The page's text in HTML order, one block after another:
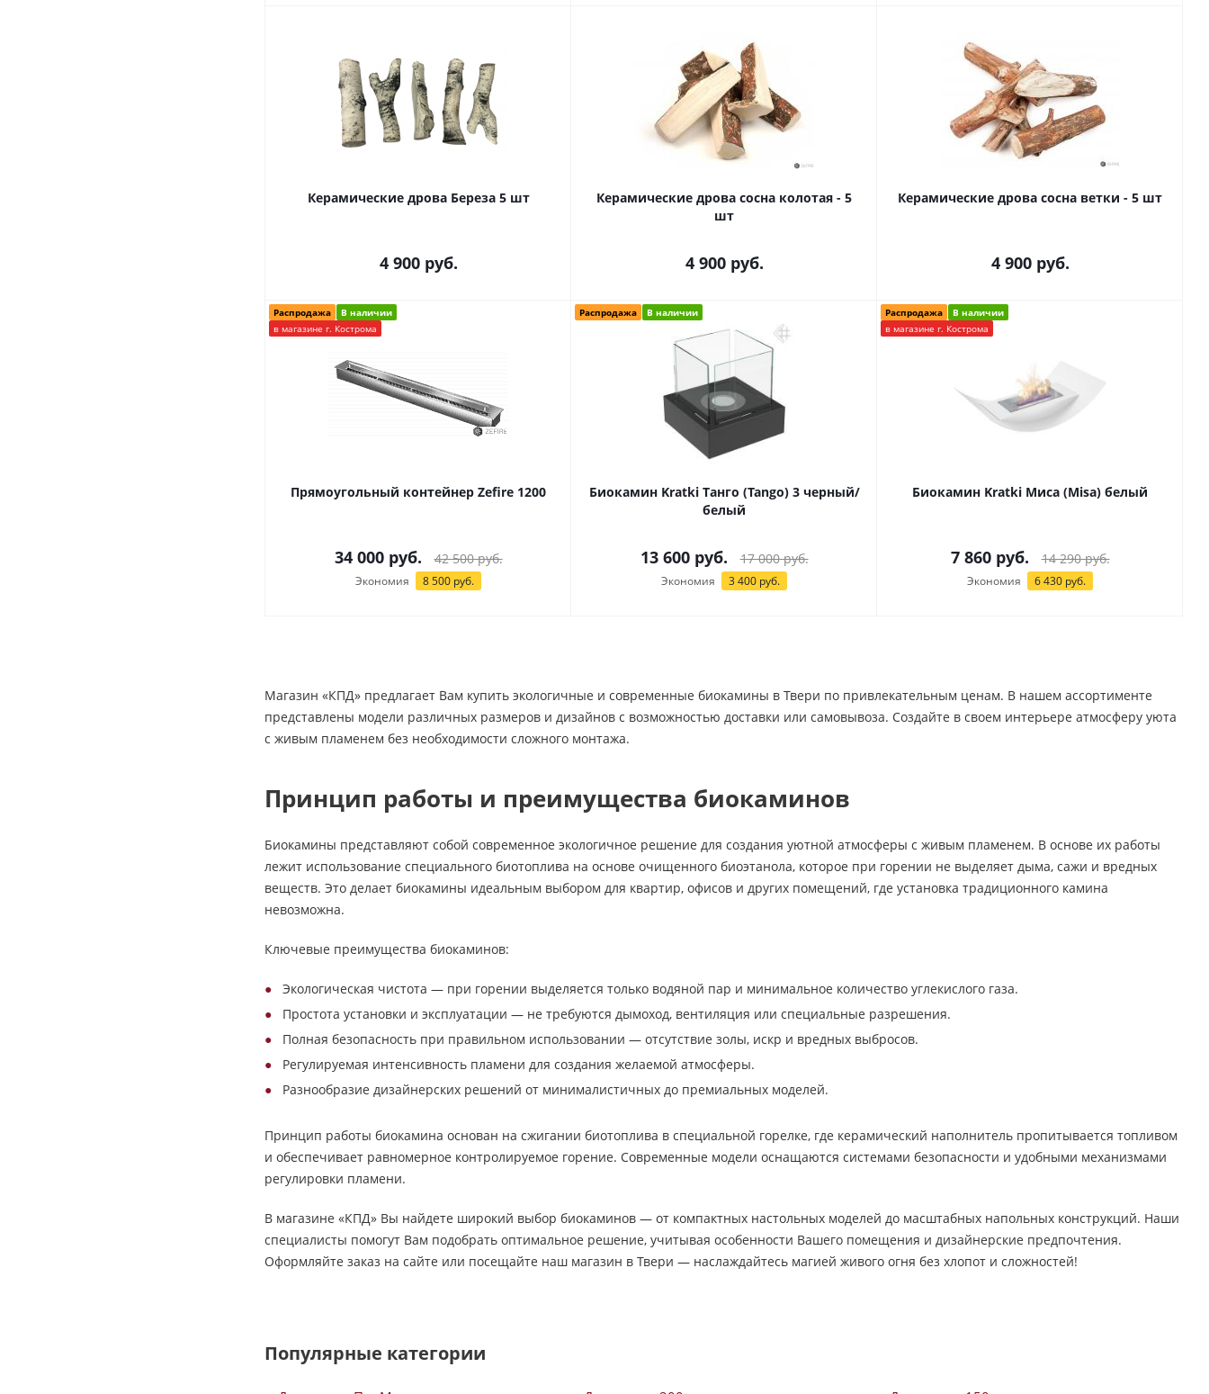
Керамические дрова Береза 5 шт
4 900руб.
Керамические дрова сосна колотая - 5
шт
4 900руб.
Керамические дрова сосна ветки - 5 шт
4 900руб.
Распродажа
В наличии
в магазине г. Кострома
Прямоугольный контейнер Zefire 1200
34 000руб. 42 500руб.
Экономия 8 500 руб.
Распродажа В наличии
Биокамин Kratki Танго (Tango) 3 черный/
белый
13 600руб. 17 000руб.
Экономия 3 400 руб.
Распродажа
В наличии
в магазине г. Кострома
Биокамин Kratki Миса (Misa) белый
7 860руб. 14 290руб.
Экономия 6 430 руб.
Магазин «КПД» предлагает Вам купить экологичные и современные биокамины в Твери по привлекательным ценам. В нашем ассортименте
представлены модели различных размеров и дизайнов с возможностью доставки или самовывоза. Создайте в своем интерьере атмосферу уюта
с живым пламенем без необходимости сложного монтажа.
Принцип работы и преимущества биокаминов
Биокамины представляют собой современное экологичное решение для создания уютной атмосферы с живым пламенем. В основе их работы
лежит использование специального биотоплива на основе очищенного биоэтанола, которое при горении не выделяет дыма, сажи и вредных
веществ. Это делает биокамины идеальным выбором для квартир, офисов и других помещений, где установка традиционного камина
невозможна.
Ключевые преимущества биокаминов:
Экологическая чистота — при горении выделяется только водяной пар и минимальное количество углекислого газа.
Простота установки и эксплуатации — не требуются дымоход, вентиляция или специальные разрешения.
Полная безопасность при правильном использовании — отсутствие золы, искр и вредных выбросов.
Регулируемая интенсивность пламени для создания желаемой атмосферы.
Разнообразие дизайнерских решений от минималистичных до премиальных моделей.
Принцип работы биокамина основан на сжигании биотоплива в специальной горелке, где керамический наполнитель пропитывается топливом
и обеспечивает равномерное контролируемое горение. Современные модели оснащаются системами безопасности и удобными механизмами
регулировки пламени.
В магазине «КПД» Вы найдете широкий выбор биокаминов — от компактных настольных моделей до масштабных напольных конструкций. Наши
специалисты помогут Вам подобрать оптимальное решение, учитывая особенности Вашего помещения и дизайнерские предпочтения.
Оформляйте заказ на сайте или посещайте наш магазин в Твери — наслаждайтесь магией живого огня без хлопот и сложностей!
Популярные категории